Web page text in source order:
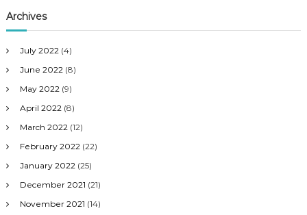
Archives
July 2022(4)
June 2022(8)
May 2022(9)
April 2022(8)
March 2022(12)
February 2022(22)
January 2022(25)
December 2021 (21)
November 2021 (14)